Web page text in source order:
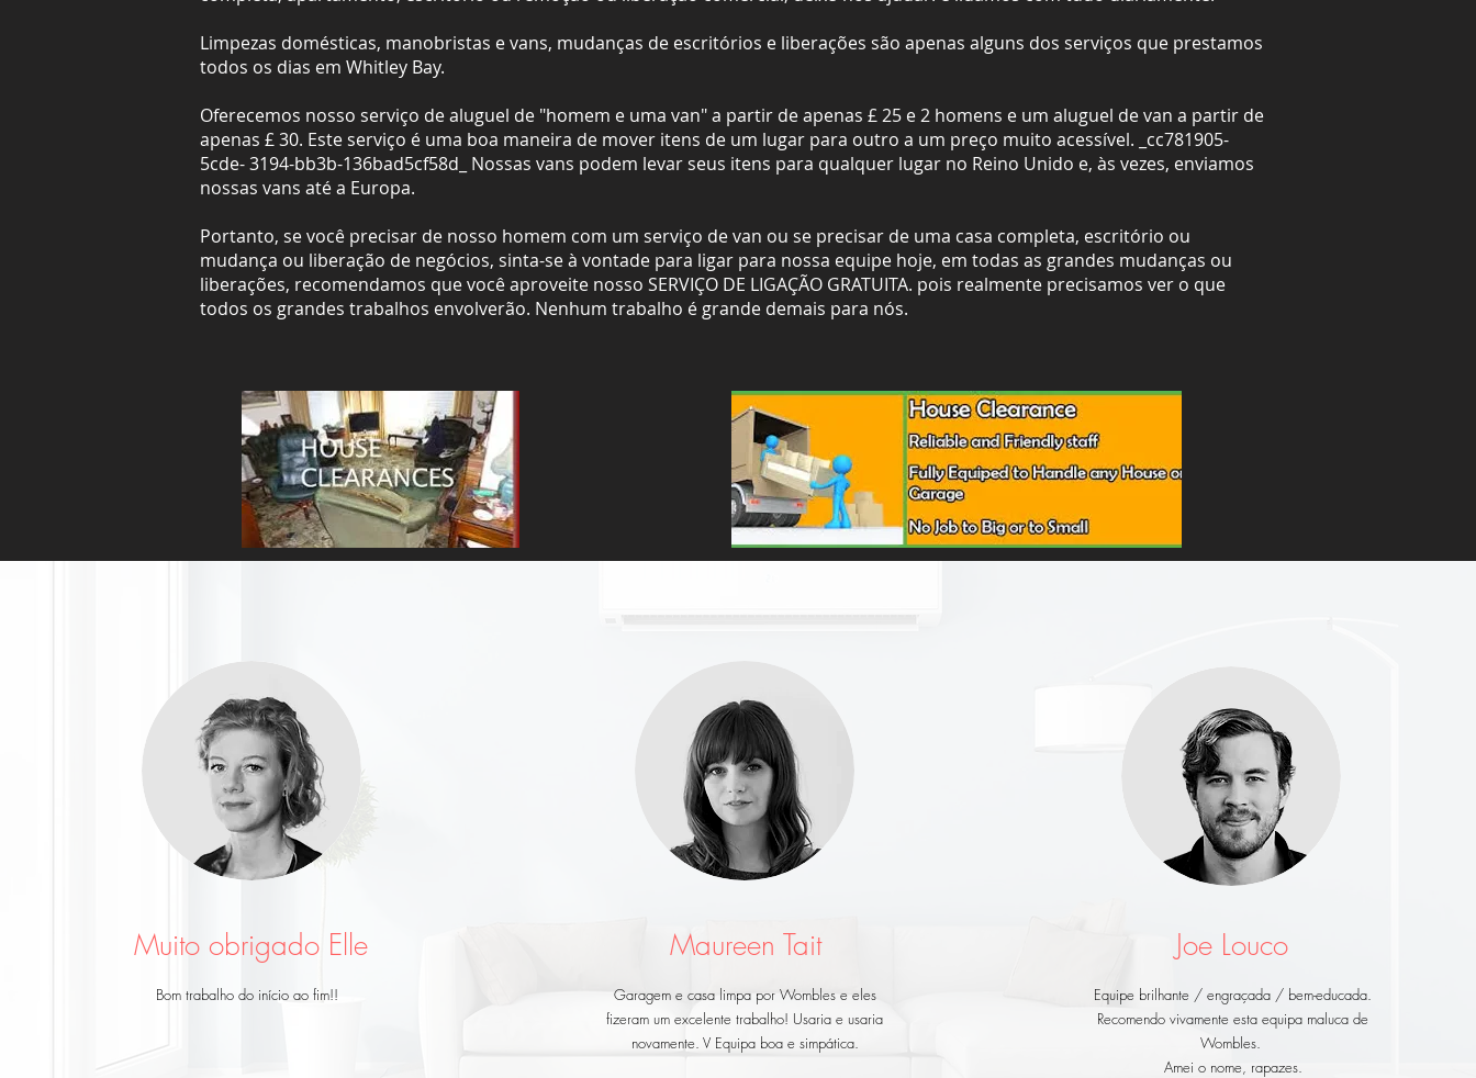
Limpezas domésticas, manobristas e vans, mudanças de escritórios e liberações são apenas alguns dos serviços que prestamos
todos os dias em Whitley Bay.
Oferecemos nosso serviço de aluguel de "homem e uma van" a partir de apenas £ 25 e 2 homens e um aluguel de van a partir de
apenas £ 30. Este serviço é uma boa maneira de mover itens de um lugar para outro a um preço muito acessível. _cc781905-
5cde- 3194-bb3b-136bad5cf58d_ Nossas vans podem levar seus itens para qualquer lugar no Reino Unido e, às vezes, enviamos
nossas vans até a Europa.
Portanto, se você precisar de nosso homem com um serviço de van ou se precisar de uma casa completa, escritório ou
mudança ou liberação de negócios, sinta-se à vontade para ligar para nossa equipe hoje, em todas as grandes mudanças ou
liberações, recomendamos que você aproveite nosso SERVIÇO DE LIGAÇÃO GRATUITA. pois realmente precisamos ver o que
todos os grandes trabalhos envolverão. Nenhum trabalho é grande demais para nós.
Muito obrigado Elle
Bom trabalho do início ao fim!!
Maureen Tait
Garagem e casa limpa por Wombles e eles
fizeram um excelente trabalho! Usaria e usaria
novamente. V Equipa boa e simpática.
Joe Louco
Equipe brilhante / engraçada / bem-educada.
Recomendo vivamente esta equipa maluca de
Wombles.
Amei o nome, rapazes.